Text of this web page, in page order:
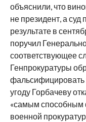
объяснили, что
не президент, а
результате в
поручил
соответствующее
Генпрокуратуры
фальсифицировать
угоду Горбачеву
«самым способным
военной